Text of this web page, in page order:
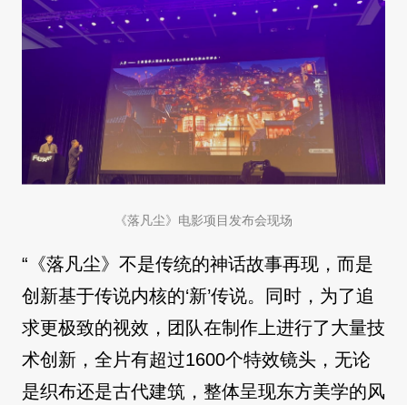
《落凡尘》电影项目发布会现场
“《落凡尘》不是传统的神话故事再现，而是
创新基于传说内核的‘新’传说。同时，为了追
求更极致的视效，团队在制作上进行了大量技
术创新，全片有超过1600个特效镜头，无论
是织布还是古代建筑，整体呈现东方美学的风